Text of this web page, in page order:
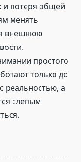
и потеря общей
менять
внешнюю
простого
только до
реальностью, а
слепым